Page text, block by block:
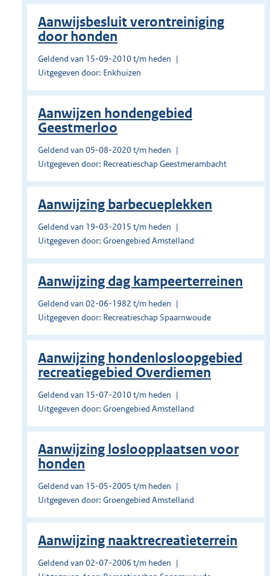
Aanwijsbesluit verontreiniging
door honden
Geldend van 15-09-2010 t/m heden
Uitgegeven door: Enkhuizen
Aanwijzen hondengebied
Geestmerloo
Geldend van 05-08-2020 t/m heden
Uitgegeven door: Recreatieschap Geestmerambacht
Aanwijzing barbecueplekken
Geldend van 19-03-2015 t/m heden
Uitgegeven door: Groengebied Amstelland
Aanwijzing dag kampeerterreinen
Geldend van 02-06-1982 t/m heden
Uitgegeven door: Recreatieschap Spaarnwoude
Aanwijzing hondenlosloopgebied
recreatiegebied Overdiemen
Geldend van 15-07-2010 t/m heden
Uitgegeven door: Groengebied Amstelland
Aanwijzing losloopplaatsen voor
honden
Geldend van 15-05-2005 t/m heden
Uitgegeven door: Groengebied Amstelland
Aanwijzing naaktrecreatieterrein
Geldend van 02-07-2006 t/m heden